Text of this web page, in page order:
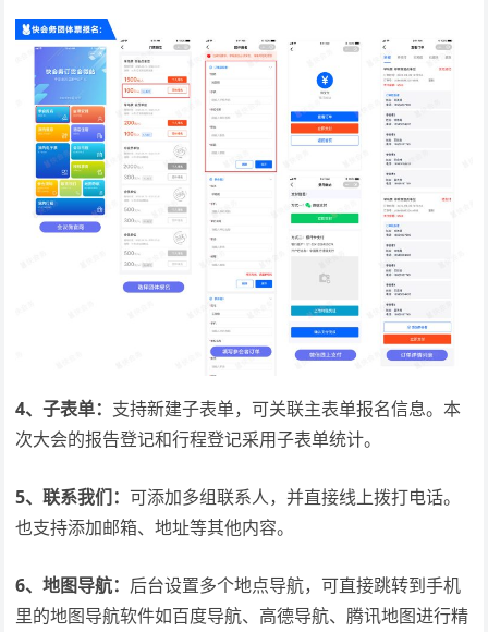
4、子表单： 支持新建子表单，可关联主表单报名信息。本
次大会的报告登记和行程登记采用子表单统计。
5、联系我们： 可添加多组联系人，并直接线上拨打电话。
也支持添加邮箱、地址等其他内容。
6、地图导航： 后台设置多个地点导航，可直接跳转到手机
里的地图导航软件如百度导航、高德导航、腾讯地图进行精